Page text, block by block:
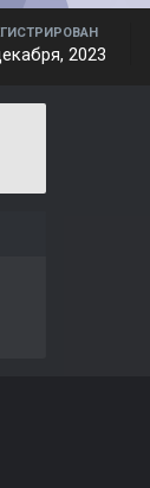
2023